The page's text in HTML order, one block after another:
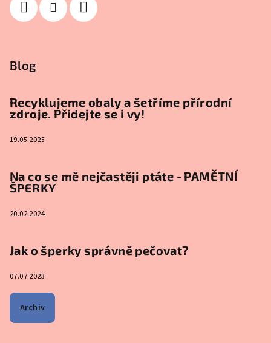
Blog
Recyklujeme obaly a šetříme přírodní
zdroje. Přidejte se i vy!
19.05.2025
Na co se mě nejčastěji ptáte - PAMĚTNÍ
ŠPERKY
20.02.2024
Jak o šperky správně pečovat?
07.07.2023
Archiv